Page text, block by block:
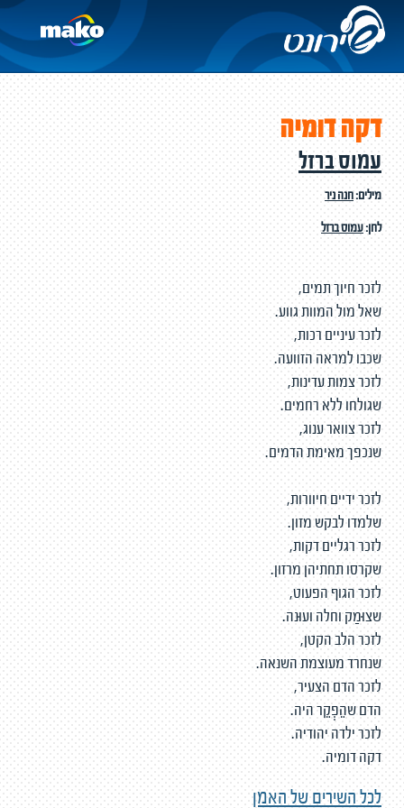
דקה דומיה
עמוס ברזל
מילים:חנה ניר
לחן:עמוס ברזל
לזכר חיוך תמים,
שאל מול המוות גווע.
לזכר עיניים רכות,
שכבו למראה הזוועה.
לזכר צמות עדינות,
שגולחו ללא רחמים.
לזכר צוואר ענוג,
שנכפך מאימת הדמים.
לזכר ידיים חיוורות,
שלמדו לבקש מזון.
לזכר רגליים דקות,
שקרסו תחתיהן מרזון.
לזכר הגוף הפעוט,
שצוּמַק וחלה ועוּנה.
לזכר הלב הקטן,
שנחרד מעוצמת השנאה.
לזכר הדם הצעיר,
הדם שהֵפְקֵר היה.
לזכר ילדה יהודיה.
דקה דומיה.
לכל השירים של האמן